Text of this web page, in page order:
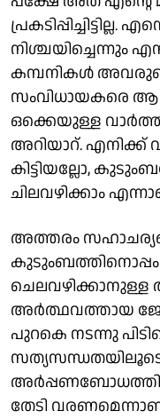
നിശ്ചയിച്ചെന്നും
കമ്പനികള്‍
സംവിധായകരെ ആ
ഒക്കെയുള്ള
അറിയാറ്. എനിക്ക്
കിട്ടിയല്ലോ,
ചിലവഴിക്കാം
അത്തരം
ചെലവഴിക്കാനുള്ള
അര്‍ത്ഥവത്തായ
പുറകെ നടന്നു
തേടി